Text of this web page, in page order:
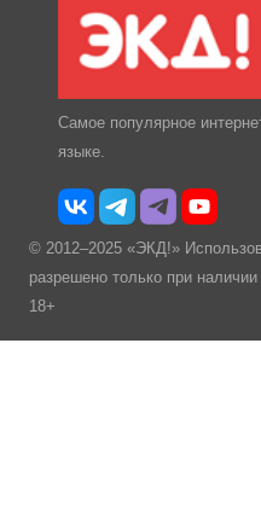
Самое популярное
языке.
© 2012–2025 «ЭКД!»
разрешено только при
18+